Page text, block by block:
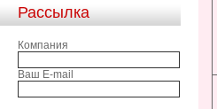
Рассылка
Компания
Ваш E-mail